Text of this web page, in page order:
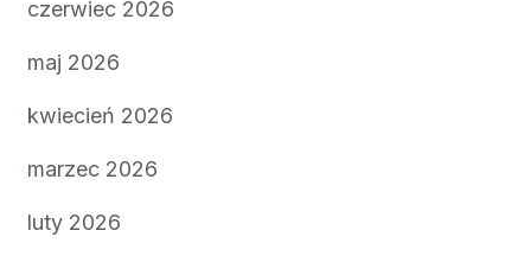
czerwiec 2026
maj 2026
kwiecień 2026
marzec 2026
luty 2026